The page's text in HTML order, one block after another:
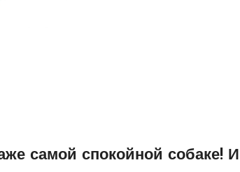
самой спокойной собаке!